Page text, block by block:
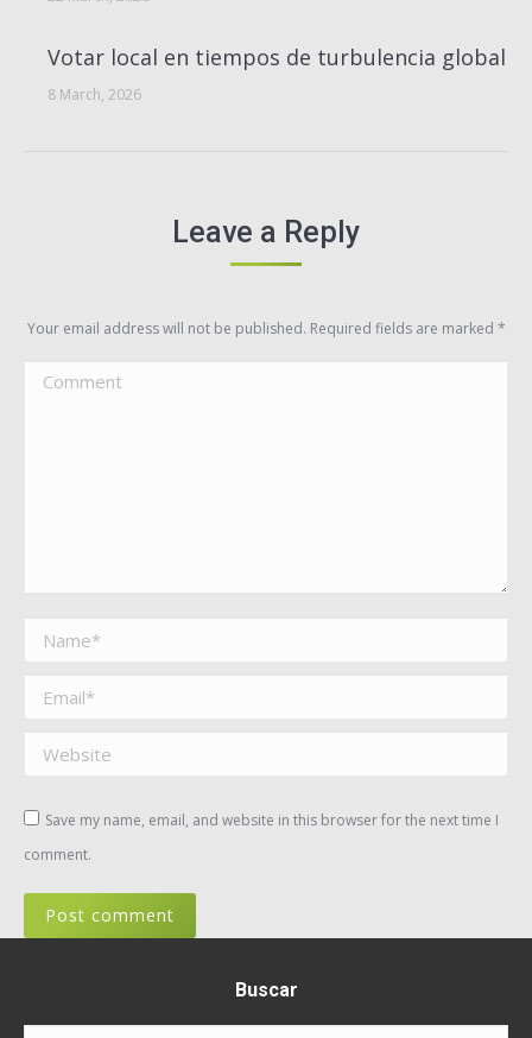
Votar local en tiempos de turbulencia global
8 March, 2026
Leave a Reply
Your email address will not be published. Required fields are marked *
Comment
Name *
Email *
Website
Save my name, email, and website in this browser for the next time I
comment.
Post comment
Buscar